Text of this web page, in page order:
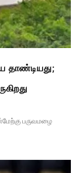
தாண்டியது;
பருவமழை